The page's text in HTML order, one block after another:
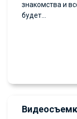
знакомства и
будет...